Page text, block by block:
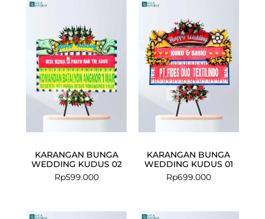
KARANGAN BUNGA
WEDDING KUDUS 02
Rp599.000
KARANGAN BUNGA
WEDDING KUDUS 01
Rp699.000